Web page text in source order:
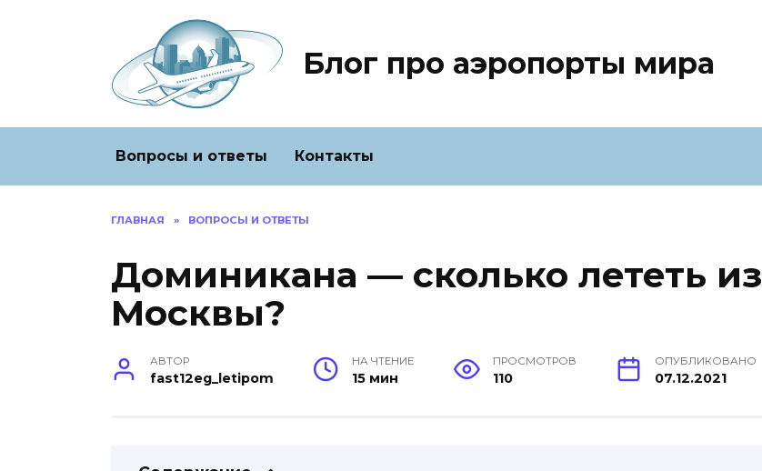
Блог про аэропорты мира
Вопросы и ответы Контакты
ГЛАВНАЯ » ВОПРОСЫ И ОТВЕТЫ
Доминикана — сколько лететь из
Москвы?
АВТОР
fast12eg_letipom
НА ЧТЕНИЕ
15 мин
ПРОСМОТРОВ
110
ОПУБЛИКОВАНО
07.12.2021